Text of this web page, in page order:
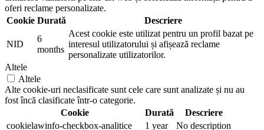
oferi reclame personalizate.
Cookie Durată Descriere
NID
6
months
Acest cookie este utilizat pentru un profil bazat pe
interesul utilizatorului și afișează reclame
personalizate utilizatorilor.
Altele
Altele
Alte cookie-uri neclasificate sunt cele care sunt analizate și nu au
fost încă clasificate într-o categorie.
Cookie
Durată
Descriere
cookielawinfo-checkbox-analitice
1 year
No description